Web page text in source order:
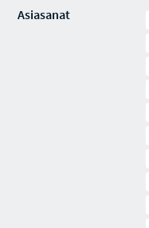
Asiasanat